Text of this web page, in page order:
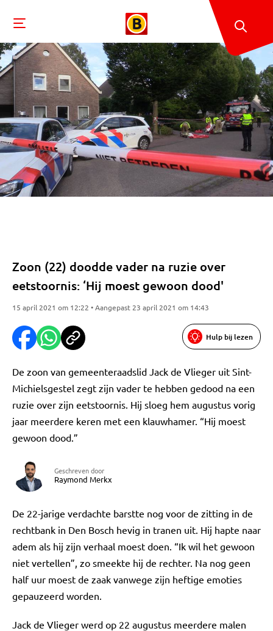
Zoon (22) doodde vader na ruzie over
eetstoornis: ‘Hij moest gewoon dood'
15 april 2021 om 12:22 • Aangepast 23 april 2021 om 14:43
Hulp bij lezen
De zoon van gemeenteraadslid Jack de Vlieger uit Sint-
Michielsgestel zegt zijn vader te hebben gedood na een
ruzie over zijn eetstoornis. Hij sloeg hem augustus vorig
jaar meerdere keren met een klauwhamer. “Hij moest
gewoon dood.”
Geschreven door
Raymond Merkx
De 22-jarige verdachte barstte nog voor de zitting in de
rechtbank in Den Bosch hevig in tranen uit. Hij hapte naar
adem als hij zijn verhaal moest doen. “Ik wil het gewoon
niet vertellen”, zo smeekte hij de rechter. Na nog geen
half uur moest de zaak vanwege zijn heftige emoties
gepauzeerd worden.
Jack de Vlieger werd op 22 augustus meerdere malen